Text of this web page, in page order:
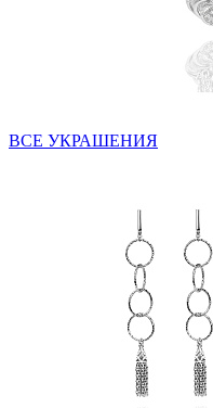
ВСЕ УКРАШЕНИЯ